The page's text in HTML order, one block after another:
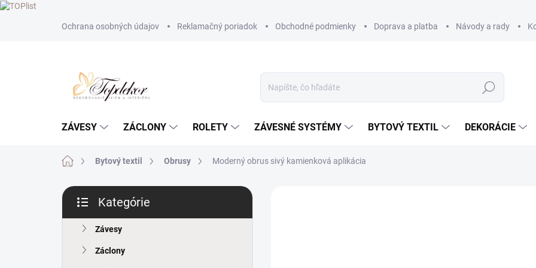
Ochrana osobných údajov Reklamačný poriadok Obchodné podmienky Doprava a platba Návody a rady
Hľadať
ZÁVESY ZÁCLONY ROLETY ZÁVESNÉ SYSTÉMY BYTOVÝ TEXTIL DEKORÁCIE
DomovBytový textil Obrusy Moderný obrus sivý kamienková aplikácia
B
č
kategórie
Kategórie
Závesy
Záclony